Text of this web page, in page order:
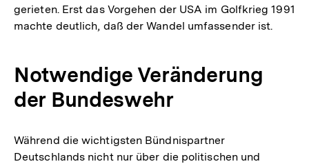
gerieten. Erst das Vorgehen der USA im Golfkrieg 1991
machte deutlich, daß der Wandel umfassender ist.
Notwendige Veränderung
der Bundeswehr
Während die wichtigsten Bündnispartner
Deutschlands nicht nur über die politischen und